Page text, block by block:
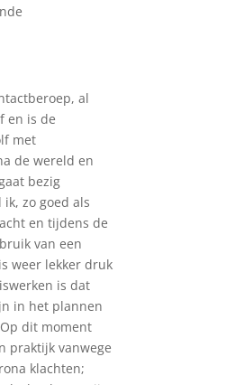
al
en is de
met
de wereld en
bezig
zo goed als
en tijdens de
van een
weer lekker druk
is dat
in het plannen
dit moment
praktijk vanwege
klachten;